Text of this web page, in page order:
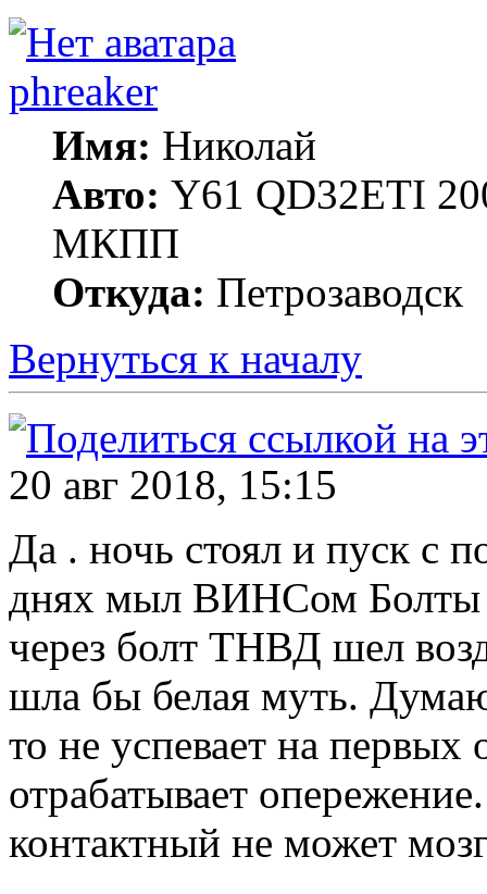
phreaker
Имя: Николай
Авто: Y61 QD32ETI
МКПП
Откуда: Петрозаводск
Вернуться к началу
20 авг 2018, 15:15
Да . ночь стоял и пуск с
днях мыл ВИНСом Болты
через болт ТНВД шел
шла бы белая муть.
то не успевает на первых
отрабатывает
контактный не может